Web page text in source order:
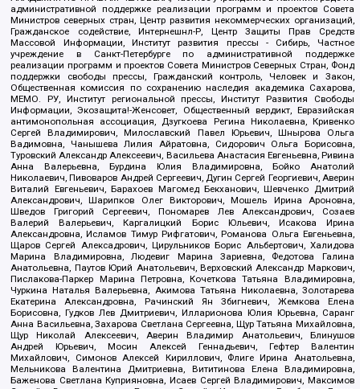
административной поддержке реализации программ и проектов Совета
Министров северных стран, Центр развития некоммерческих организаций,
Гражданское содействие, Интернешнл-Р, Центр Защиты Прав Средств
Массовой Информации, Институт развития прессы - Сибирь, Частное
учреждение в Санкт-Петербурге по административной поддержке
реализации программ и проектов Совета Министров Северных Стран, Фонд
поддержки свободы прессы, Гражданский контроль, Человек и Закон,
Общественная комиссия по сохранению наследия академика Сахарова,
МЕМО. РУ, Институт региональной прессы, Институт Развития Свободы
Информации, Экозащита!-Женсовет, Общественный вердикт, Евразийская
антимонопольная ассоциация, Дзугкоева Регина Николаевна, Кривенко
Сергей Владимирович, Милославский Павел Юрьевич, Шнырова Ольга
Вадимовна, Чанышева Лилия Айратовна, Сидорович Ольга Борисовна,
Туровский Александр Алексеевич, Васильева Анастасия Евгеньевна, Ривина
Анна Валерьевна, Бурдина Юлия Владимировна, Бойко Анатолий
Николаевич, Пивоваров Андрей Сергеевич, Дугин Сергей Георгиевич, Аверин
Виталий Евгеньевич, Барахоев Магомед Бекханович, Шевченко Дмитрий
Александрович, Шарипков Олег Викторович, Мошель Ирина Ароновна,
Шведов Григорий Сергеевич, Пономарев Лев Александрович, Созаев
Валерий Валерьевич, Каргалицкий Борис Юльевич, Исакова Ирина
Александровна, Исламов Тимур Рифгатович, Романова Ольга Евгеньевна,
Щаров Сергей Алексадрович, Цирульников Борис Альбертович, Халидова
Марина Владимировна, Людевиг Марина Зариевна, Федотова Галина
Анатольевна, Паутов Юрий Анатольевич, Верховский Александр Маркович,
Пислакова-Паркер Марина Петровна, Кочеткова Татьяна Владимировна,
Чуркина Наталья Валерьевна, Акимова Татьяна Николаевна, Золотарева
Екатерина Александровна, Рачинский Ян Збигневич, Жемкова Елена
Борисовна, Гудков Лев Дмитриевич, Илларионова Юлия Юрьевна, Саранг
Анна Васильевна, Захарова Светлана Сергеевна, Щур Татьяна Михайловна,
Щур Николай Алексеевич, Аверин Владимир Анатольевич, Блинушов
Андрей Юрьевич, Мосин Алексей Геннадьевич, Гефтер Валентин
Михайлович, Симонов Алексей Кириллович, Флиге Ирина Анатольевна,
Мельникова Валентина Дмитриевна, Вититинова Елена Владимировна,
Баженова Светлана Куприяновна, Исаев Сергей Владимирович, Максимов